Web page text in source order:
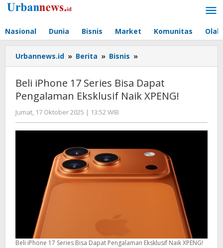
Lewati
Nasional Dunia Bisnis Market Komunitas
Urbannews.id » Berita » Bisnis »
iPhone
Series
Bisa
Eksklusif
XPENG!
Beli iPhone 17 Series Bisa Dapat
Pengalaman Eksklusif Naik XPENG!
Jumat, 17 Oktober 2025 | 13:52 WIB
Editor
Beli iPhone 17 Series Bisa Dapat Pengalaman Eksklusif Naik XPENG!